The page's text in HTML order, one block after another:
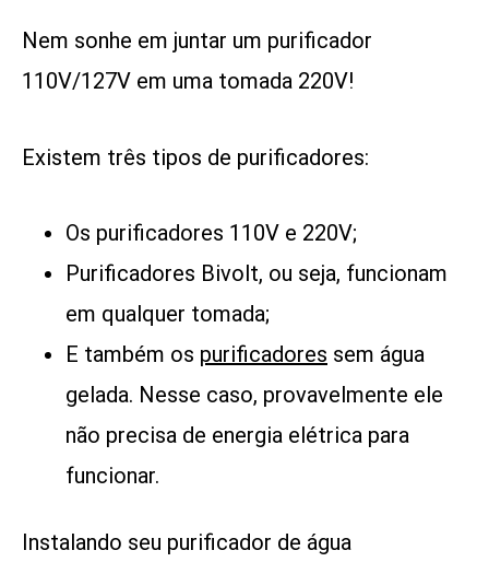
Nem sonhe em juntar um purificador
110V/127V em uma tomada 220V!
Existem três tipos de purificadores:
Os purificadores 110V e 220V;
Purificadores Bivolt, ou seja, funcionam
em qualquer tomada;
E também os purificadores sem água
gelada. Nesse caso, provavelmente ele
não precisa de energia elétrica para
funcionar.
Instalando seu purificador de água